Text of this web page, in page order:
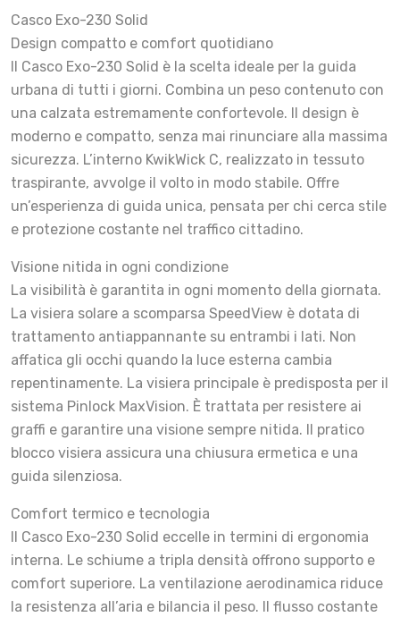
Casco Exo-230 Solid
Design compatto e comfort quotidiano
Il Casco Exo-230 Solid è la scelta ideale per la guida
urbana di tutti i giorni. Combina un peso contenuto con
una calzata estremamente confortevole. Il design è
moderno e compatto, senza mai rinunciare alla massima
sicurezza. L’interno KwikWick C, realizzato in tessuto
traspirante, avvolge il volto in modo stabile. Offre
un’esperienza di guida unica, pensata per chi cerca stile
e protezione costante nel traffico cittadino.
Visione nitida in ogni condizione
La visibilità è garantita in ogni momento della giornata.
La visiera solare a scomparsa SpeedView è dotata di
trattamento antiappannante su entrambi i lati. Non
affatica gli occhi quando la luce esterna cambia
repentinamente. La visiera principale è predisposta per il
sistema Pinlock MaxVision. È trattata per resistere ai
graffi e garantire una visione sempre nitida. Il pratico
blocco visiera assicura una chiusura ermetica e una
guida silenziosa.
Comfort termico e tecnologia
Il Casco Exo-230 Solid eccelle in termini di ergonomia
interna. Le schiume a tripla densità offrono supporto e
comfort superiore. La ventilazione aerodinamica riduce
la resistenza all’aria e bilancia il peso. Il flusso costante